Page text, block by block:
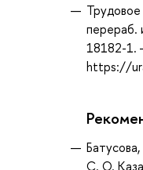
перераб.
18182-1.
https://
С. О.